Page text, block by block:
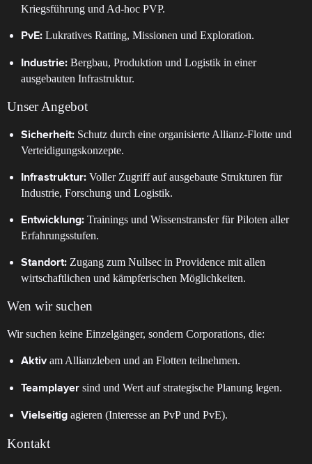
Kriegsführung und Ad-hoc PVP.
PvE: Lukratives Ratting, Missionen und Exploration.
Industrie: Bergbau, Produktion und Logistik in einer
ausgebauten Infrastruktur.
Unser Angebot
Sicherheit: Schutz durch eine organisierte Allianz-Flotte und
Verteidigungskonzepte.
Infrastruktur: Voller Zugriff auf ausgebaute Strukturen für
Industrie, Forschung und Logistik.
Entwicklung: Trainings und Wissenstransfer für Piloten aller
Erfahrungsstufen.
Standort: Zugang zum Nullsec in Providence mit allen
wirtschaftlichen und kämpferischen Möglichkeiten.
Wen wir suchen
Wir suchen keine Einzelgänger, sondern Corporations, die:
Aktivam Allianzleben und an Flotten teilnehmen.
Teamplayer sind und Wert auf strategische Planung legen.
Vielseitig agieren (Interesse an PvP und PvE).
Kontakt